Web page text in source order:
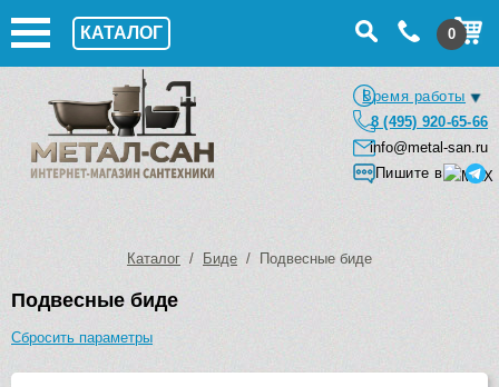
КАТАЛОГ 0
Время работы
8 (495) 920-65-66
info@metal-san.ru
Пишите в
Каталог / Биде / Подвесные биде
Подвесные биде
Сбросить параметры